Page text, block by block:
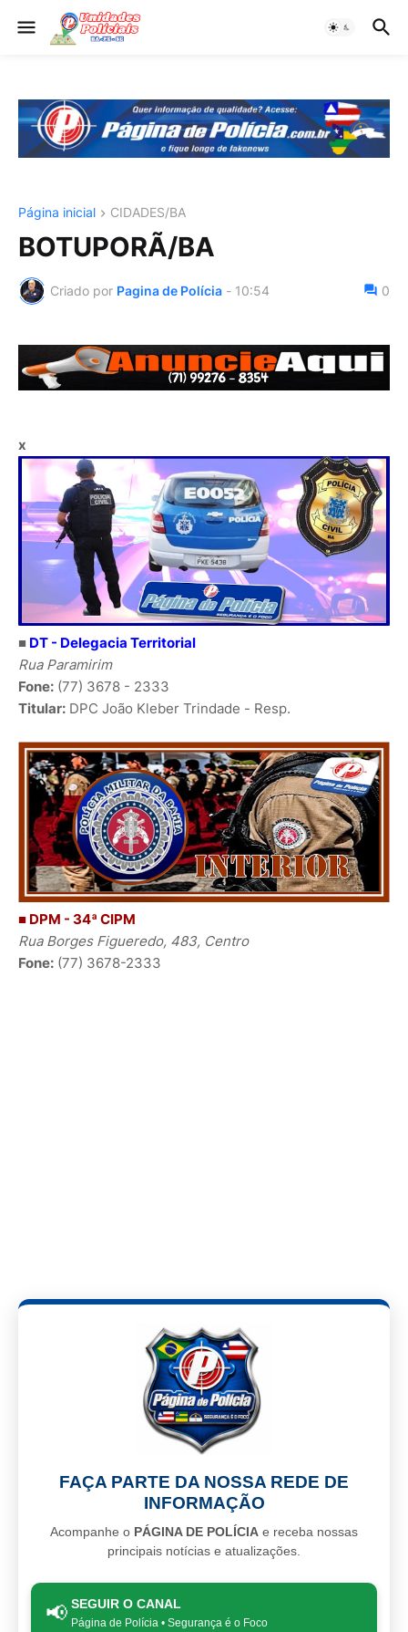
Página inicial CIDADES/BA
BOTUPORÃ/BA
Criado por Pagina de Polícia - 10:54 0
x
■ DT - Delegacia Territorial
Rua Paramirim
Fone: (77) 3678 - 2333
Titular: DPC João Kleber Trindade - Resp.
■ DPM - 34ª CIPM
Rua Borges Figueredo, 483, Centro
Fone: (77) 3678-2333
FAÇA PARTE DA NOSSA REDE DE
INFORMAÇÃO
Acompanhe o PÁGINA DE POLÍCIA e receba nossas
principais notícias e atualizações.
📢 SEGUIR O CANAL
Página de Polícia • Segurança é o Foco